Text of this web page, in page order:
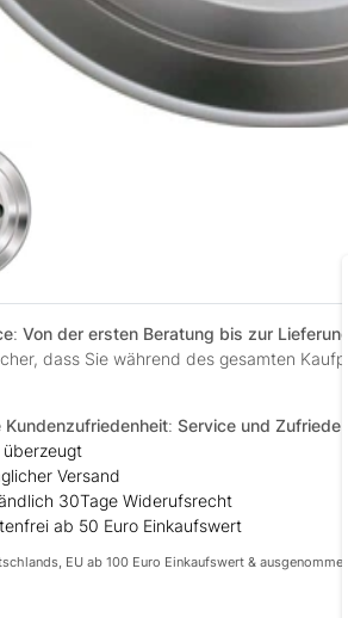
: Von der ersten Beratung bis zur
dass Sie während des gesamten
Kundenzufriedenheit: Service und
Versand
30Tage Widerufsrecht
ab 50 Euro Einkaufswert
EU ab 100 Euro Einkaufswert &